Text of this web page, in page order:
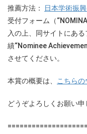
推薦方法：
日本学術振
受付フォーム（
入の上、同サイトにあ
績“Nominee
させてください。
本賞の概要は、 こちら
どうぞよろしくお願い申